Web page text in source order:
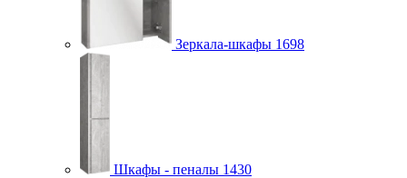
Зеркала-шкафы 1698
Шкафы - пеналы 1430